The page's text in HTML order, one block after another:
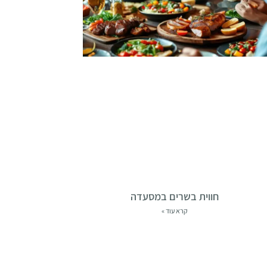
חווית בשרים במסעדה
קרא עוד »